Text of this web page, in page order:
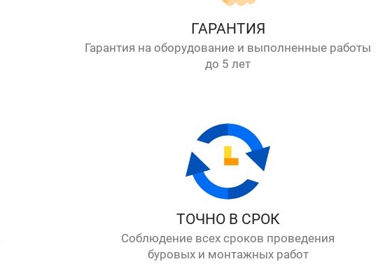
ГАРАНТИЯ
Гарантия на оборудование и выполненные работы
до 5 лет
ТОЧНО В СРОК
Соблюдение всех сроков проведения
буровых и монтажных работ